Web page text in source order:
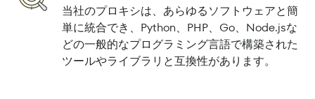
当社のプロキシは、あらゆるソフトウェアと簡
単に統合でき、Python、PHP、Go、Node.jsな
どの一般的なプログラミング言語で構築された
ツールやライブラリと互換性があります。